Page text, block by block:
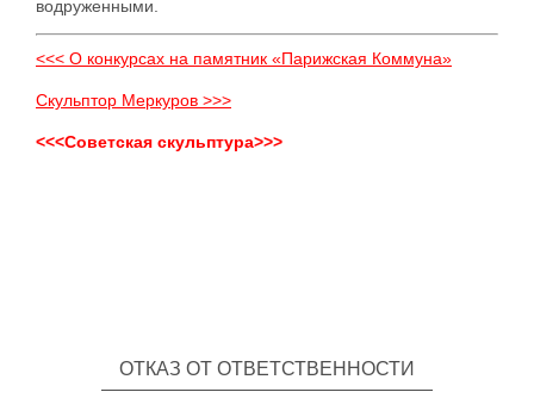
водруженными.
<<< О конкурсах на памятник «Парижская Коммуна»
Скульптор Меркуров >>>
<<<Советская скульптура>>>
ОТКАЗ ОТ ОТВЕТСТВЕННОСТИ